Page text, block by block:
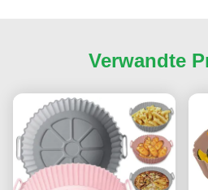
Verwandte